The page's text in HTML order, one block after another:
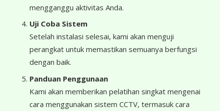
mengganggu aktivitas Anda.
Uji Coba Sistem
Setelah instalasi selesai, kami akan menguji
perangkat untuk memastikan semuanya berfungsi
dengan baik.
Panduan Penggunaan
Kami akan memberikan pelatihan singkat mengenai
cara menggunakan sistem CCTV, termasuk cara